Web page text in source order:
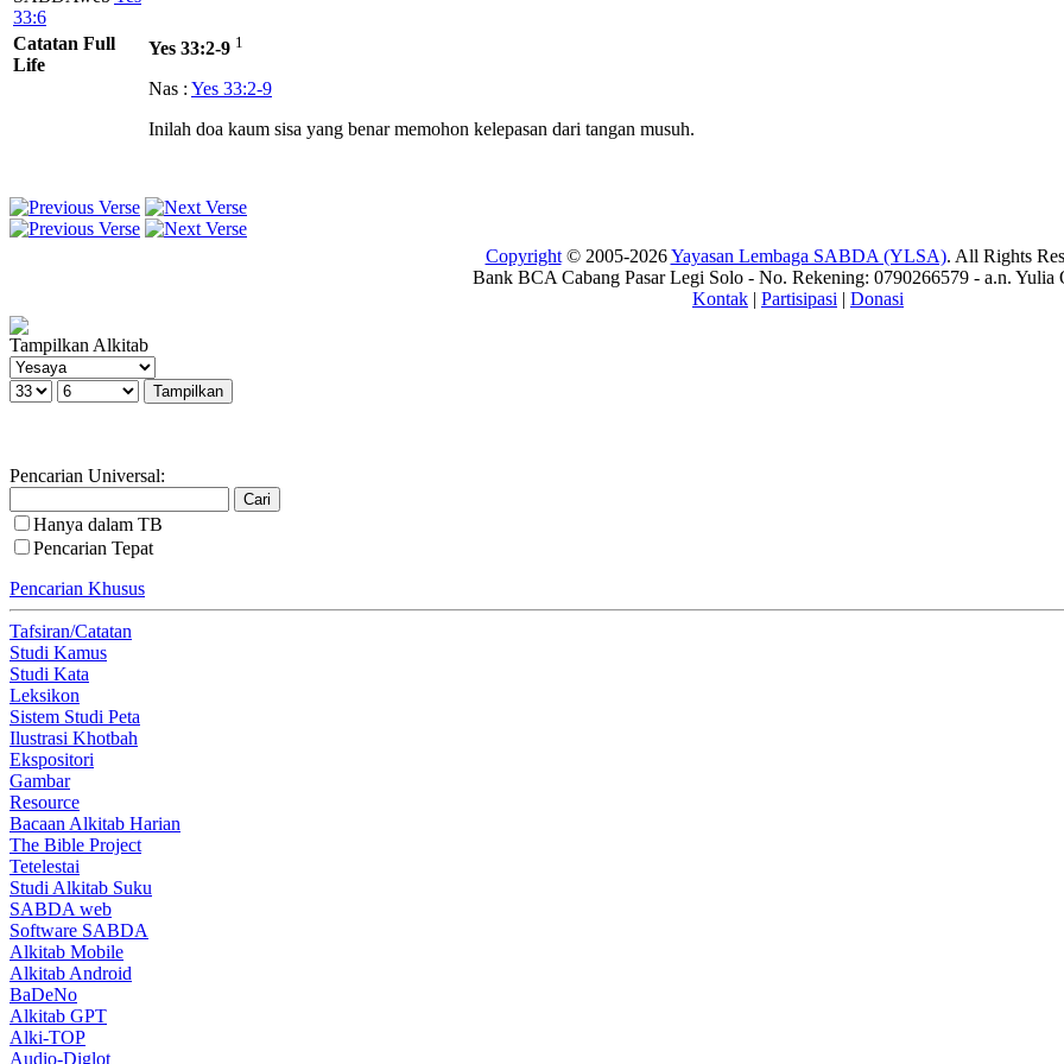
33:6
Catatan Full
Life
Yes 33:2-9 1
Nas : Yes 33:2-9
Inilah doa kaum sisa yang benar memohon kelepasan dari tangan musuh.
Copyright© 2005-2026Yayasan Lembaga SABDA (YLSA). All Rights
Bank BCA Cabang Pasar Legi Solo - No. Rekening: 0790266579 - a.n. Yulia
Kontak | Partisipasi | Donasi
Tampilkan Alkitab
Pencarian Universal:
Hanya dalam TB
Pencarian Tepat
Pencarian Khusus
Tafsiran/Catatan
Studi Kamus
Studi Kata
Leksikon
Sistem Studi Peta
Ilustrasi Khotbah
Ekspositori
Gambar
Resource
Bacaan Alkitab Harian
The Bible Project
Tetelestai
Studi Alkitab Suku
SABDA web
Software SABDA
Alkitab Mobile
Alkitab Android
BaDeNo
Alkitab GPT
Alki-TOP
Audio-Diglot